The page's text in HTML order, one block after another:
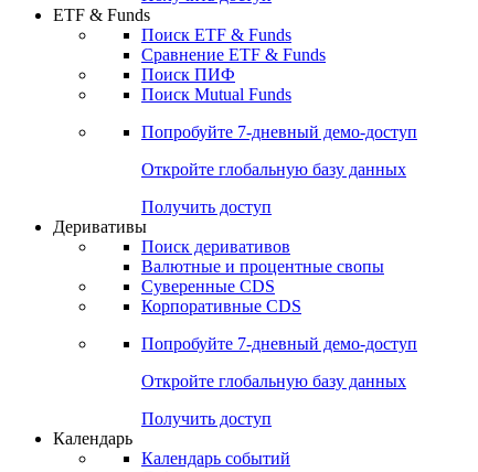
Откройте глобальную базу данных
Получить доступ
ETF & Funds
Поиск ETF & Funds
Сравнение ETF & Funds
Поиск ПИФ
Поиск Mutual Funds
Попробуйте7-дневный
Откройте глобальную базу данных
Получить доступ
Деривативы
Поиск деривативов
Валютные и процентные свопы
Суверенные CDS
Корпоративные CDS
Попробуйте7-дневный
Откройте глобальную базу данных